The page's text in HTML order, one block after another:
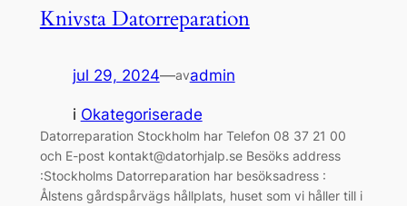
Knivsta Datorreparation
jul 29, 2024—avadmin
i Okategoriserade
Datorreparation Stockholm har Telefon 08 37 21 00
och E-post kontakt@datorhjalp.se Besöks address
:Stockholms Datorreparation har besöksadress :
Ålstens gårdspårvägs hållplats, huset som vi håller till i